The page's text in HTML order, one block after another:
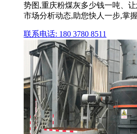
势图,重庆粉煤灰多少钱一吨、
市场分析动态,助您快人一步,掌握
联系电话: 180 3780 8511